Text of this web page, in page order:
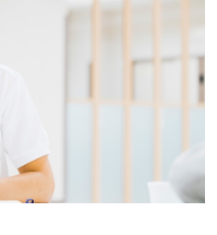
たい』『多彩なキャリ
形態や環境を変えて働
詳細等、担当コンサル
わせも遠慮なくお願い
地：東京都、兵庫県】
員＊初任者研修以上＊
当コンサルタントへお